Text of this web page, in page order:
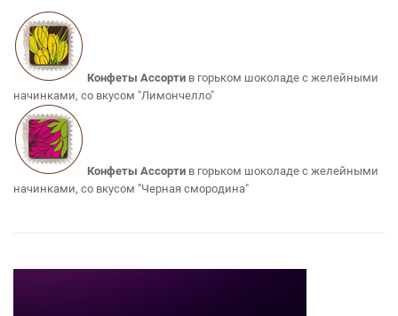
Конфеты Ассорти в горьком шоколаде с желейными
начинками, со вкусом "Лимончелло"
Конфеты Ассорти в горьком шоколаде с желейными
начинками, со вкусом "Черная смородина"